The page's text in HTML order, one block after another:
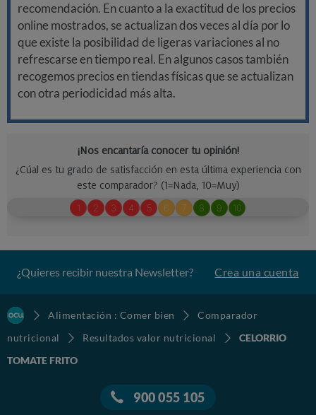
recomendación. En cuanto a la exactitud de los precios
online mostrados, se actualizan dos veces al día por lo
que existe la posibilidad de ligeras variaciones al no
refrescarse en tiempo real. En algunos casos también
recogemos precios en tiendas físicas que se actualizan
con otra periodicidad más alta.
¿Quieres recibir nuestra Newsletter? Crea una cuenta
Alimentación : Comer bien
Comparador
nutricional
Resultados valor nutricional
CELORRIO
TOMATE FRITO
900 055 105